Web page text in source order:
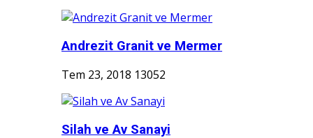
Andrezit Granit ve Mermer
Tem 23, 2018 13052
Silah ve Av Sanayi